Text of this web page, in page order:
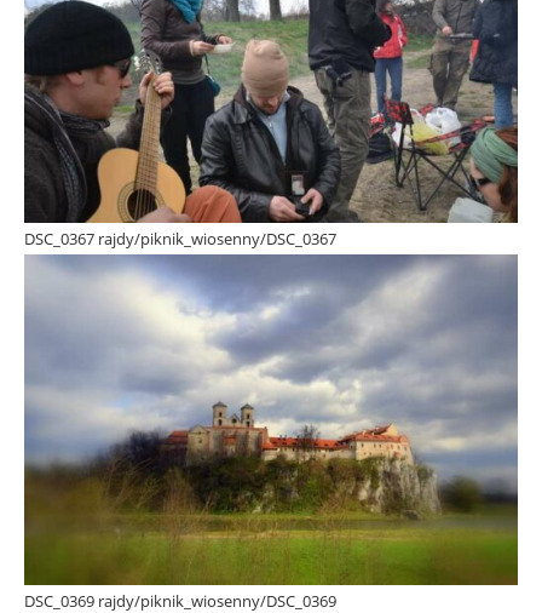
DSC_0367 rajdy/piknik_wiosenny/DSC_0367
DSC_0369 rajdy/piknik_wiosenny/DSC_0369